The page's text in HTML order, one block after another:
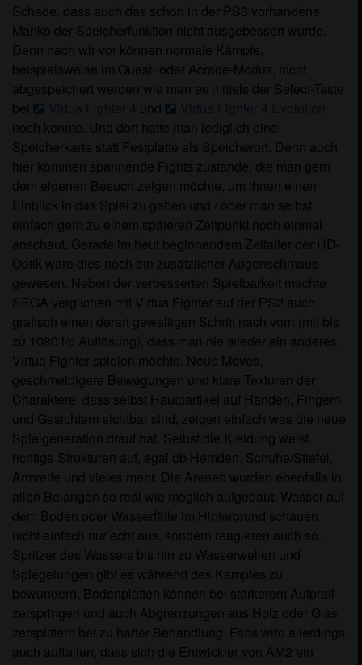
Schade, dass auch das schon in der PS3 vorhandene
Manko der Speicherfunktion nicht ausgebessert wurde.
Denn nach wir vor können normale Kämpfe,
beispielsweise im Quest- oder Acrade-Modus, nicht
abgespeichert werden wie man es mittels der Select-Taste
bei
und
noch konnte. Und dort hatte man lediglich eine
Speicherkarte statt Festplatte als Speicherort. Denn auch
hier kommen spannende Fights zustande, die man gern
dem eigenen Besuch zeigen möchte, um ihnen einen
Einblick in das Spiel zu geben und / oder man selbst
einfach gern zu einem späteren Zeitpunkt noch einmal
anschaut. Gerade im heut beginnendem Zeitalter der HD-
Optik wäre dies noch ein zusätzlicher Augenschmaus
gewesen. Neben der verbesserten Spielbarkeit machte
SEGA verglichen mit Virtua Fighter auf der PS2 auch
grafisch einen derart gewaltigen Schritt nach vorn (mit bis
zu 1080 i/p Auflösung), dass man nie wieder ein anderes
Virtua Fighter spielen möchte. Neue Moves,
geschmeidigere Bewegungen und klare Texturen der
Charaktere, dass selbst Hautpartikel auf Händen, Fingern
und Gesichtern sichtbar sind, zeigen einfach was die neue
Spielgeneration drauf hat. Selbst die Kleidung weist
richtige Strukturen auf, egal ob Hemden, Schuhe/Stiefel,
Armreife und vieles mehr. Die Arenen wurden ebenfalls in
allen Belangen so real wie möglich aufgebaut: Wasser auf
dem Boden oder Wasserfälle im Hintergrund schauen
nicht einfach nur echt aus, sondern reagieren auch so.
Spritzer des Wassers bis hin zu Wasserwellen und
Spiegelungen gibt es während des Kampfes zu
bewundern, Bodenplatten können bei stärkerem Aufprall
zerspringen und auch Abgrenzungen aus Holz oder Glas
zersplittern bei zu harter Behandlung. Fans wird allerdings
auch auffallen, dass sich die Entwickler von AM2 ein